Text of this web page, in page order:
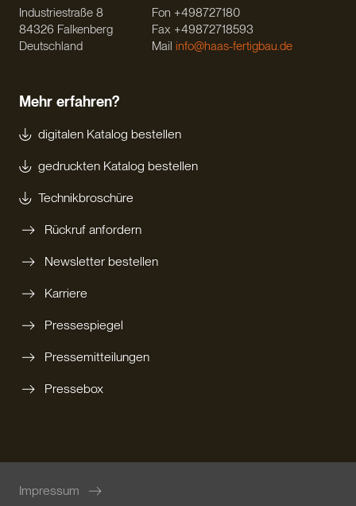
Industriestraße 8
84326 Falkenberg
Deutschland
Fon +498727180
Fax +49872718593
Mail info@haas-fertigbau.de
Mehr erfahren?
digitalen Katalog bestellen
gedruckten Katalog bestellen
Technikbroschüre
Rückruf anfordern
Newsletter bestellen
Karriere
Pressespiegel
Pressemitteilungen
Pressebox
Impressum